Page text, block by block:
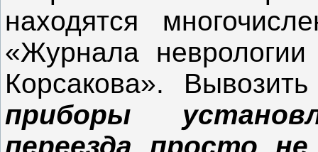
находятся
«Журнала
Корсакова».
приборы